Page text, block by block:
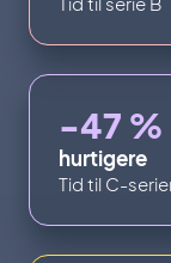
-47 %
hurtigere
Tid til C-